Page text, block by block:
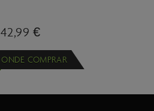
42,99 €
ONDE COMPRAR